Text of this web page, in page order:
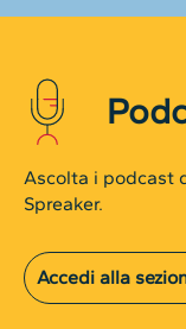
Ascolta i podcast
Spreaker.
Accedi alla